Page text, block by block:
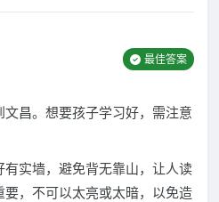
最佳答案
昌。想要孩子学习好，需注意
实墙，避免背无靠山，让人读
，不可以太亮或太暗，以免造